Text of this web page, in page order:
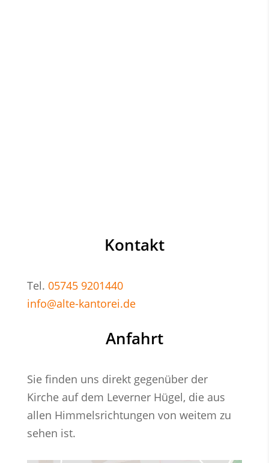
Kontakt
Tel. 05745 9201440
info@alte-kantorei.de
Anfahrt
Sie finden uns direkt gegenüber der
Kirche auf dem Leverner Hügel, die aus
allen Himmelsrichtungen von weitem zu
sehen ist.